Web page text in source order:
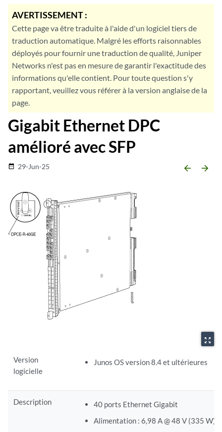
AVERTISSEMENT :
Cette page va être traduite à l'aide d'un logiciel tiers de
traduction automatique. Malgré les efforts raisonnables
déployés pour fournir une traduction de qualité, Juniper
Networks n'est pas en mesure de garantir l'exactitude des
informations qu'elle contient. Pour toute question s'y
rapportant, veuillez vous référer à la version anglaise de la
page.
Gigabit Ethernet DPC
amélioré avec SFP
date_range 29-Jun-25 arrow_backward arrow_forward
zoom_out_map
Version
logicielle
Junos OS version 8.4 et ultérieures
Description
40 ports Ethernet Gigabit
Alimentation : 6,98 A @ 48 V (335 W)